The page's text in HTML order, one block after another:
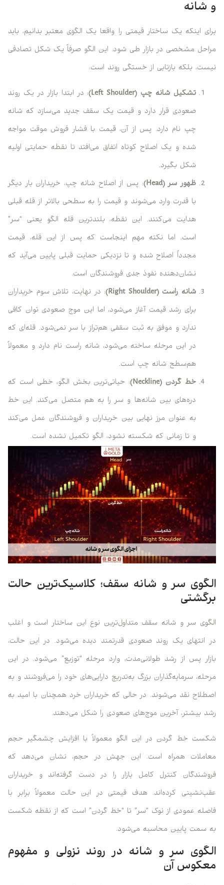
و شانه
برای اینکه یک ساختار قیمتی را واقعا یک الگوی معتبر بدانیم، باید
مراحل مشخصی در بازار طی شود. این الگو صرفاً یک شکل تصادفی
نیست، بلکه بازتابی از خستگی روند است:
تشکیل شانه چپ (Left Shoulder)
: در ابتدا بازار در یک روند
صعودی قرار دارد و قیمت یک سقف جدید می‌سازد که شانه
چپ نام دارد. پس از آن، قیمت با فشار فروش موقت مواجه
شده و یک اصلاح کوتاه اتفاق می‌افتد تا نقطه حمایتی اولیه
شکل بگیرد.
ظهور سر (Head)
: پس از اصلاح شانه چپ، خریداران بار دیگر
با قدرت وارد می‌شوند و قیمت را به سطحی بالاتر از قله قبلی
هدایت می‌کنند. این نقطه، بلندترین قله الگو یعنی “سر”
است. اما نکته مهم اینجاست که پس از این قله، قیمت
مجدداً اصلاح شده و تا نزدیکی حمایت قبلی پایین می‌آید که
نشان‌دهنده نفوذ جدی فروشندگان است.
شانه راست (Right Shoulder)
: در نهایت، تلاش سوم خریداران
برای رشد قیمت آغاز می‌شود، اما این موج صعودی توان کافی
ندارد و موفق به ثبت سقفی هم‌تراز با سر نمی‌شود. قله‌ای که
در این مرحله ساخته می‌شود، شانه راست نام دارد و معمولاً
هم‌سطح شانه چپ است.
خط گردن (Neckline)
: حیاتی‌ترین بخش الگو، خطی است که
دره‌های بین شانه‌ها و سر را به هم متصل می‌کند. این خط
به عنوان مرز نهایی بین خریداران و فروشندگان عمل می‌کند
و تا زمانی که شکسته نشود، الگو تکمیل نشده است.
الگوی سر و شانه سقف؛ کلاسیک‌ترین حالت
برگشتی
الگوی سر و شانه سقف متداول‌ترین نوع این ساختار است و اغلب
در انتهای یک روند صعودی قدرتمند دیده می‌شود. در این حالت،
بازار پس از رشد طولانی‌مدت، وارد مرحله “توزیع” می‌شود. در این
مرحله، سرمایه‌گذاران بزرگ به‌تدریج دارایی‌های خود را می‌فروشند و به
اصطلاح نقد می‌شوند. در حالی که خریداران خرد همچنان با امید به
رشد بیشتر، آخرین موج‌های صعودی را شکل می‌دهند.
شکست خط گردن در این الگو معمولاً با افزایش چشمگیر حجم
معاملات همراه است. این جهش در حجم، نشان می‌دهد که
فروشندگان کنترل کامل بازار را در دست گرفته‌اند و خریداران
عقب‌نشینی کرده‌اند. هدف قیمتی در این حالت معمولاً برابر با
فاصله عمودی از نوک “سر” تا “خط گردن” است که از نقطه شکست
به سمت پایین محاسبه می‌شود.
الگوی سر و شانه در روند نزولی و مفهوم
معکوس آن